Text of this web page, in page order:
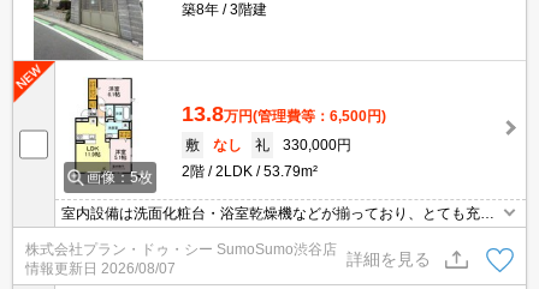
築8年
3階建
画像：5枚
13.8万円(管理費等：6,500円)
敷
なし 礼
330,000円
2階
2LDK 53.79m²
室内設備は洗面化粧台・浴室乾燥機などが揃っており、とても充実
どを設置しているので安全面でも優れております。収納はクロゼッ
ト・シューズボックスなどが備え付けられているので、衣類や日用
株式会社プラン・ドゥ・シー SumoSumo渋谷店
情報更新日 2026/08/07
詳細を見る